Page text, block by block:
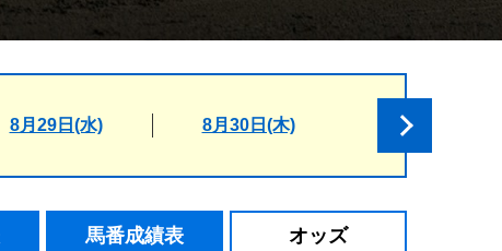
発売情報(PDF)
8月29日(水) 8月30日(木)
馬番成績表 オッズ